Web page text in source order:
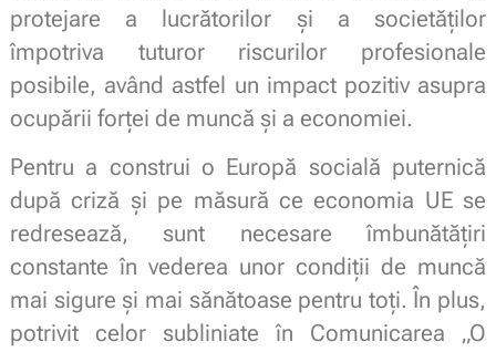
protejare a lucrătorilor și a societăților
împotriva tuturor riscurilor profesionale
posibile, având astfel un impact pozitiv asupra
ocupării forței de muncă și a economiei.
Pentru a construi o Europă socială puternică
după criză și pe măsură ce economia UE se
redresează, sunt necesare îmbunătățiri
constante în vederea unor condiții de muncă
mai sigure și mai sănătoase pentru toți. În plus,
potrivit celor subliniate în Comunicarea „O